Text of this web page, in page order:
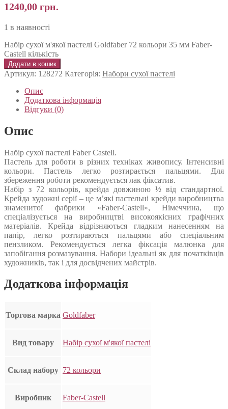
1240,00 грн.
1 в наявності
Набір сухої м'якої пастелі Goldfaber 72 кольори 35 мм Faber-
Castell кількість
Додати в кошик
Артикул: 128272 Категорія: Набори сухої пастелі
Опис
Додаткова інформація
Відгуки (0)
Опис
Набір сухої пастелі Faber Castell.
Пастель для роботи в різних техніках живопису. Інтенсивні
кольори. Пастель легко розтирається пальцями. Для
збереження роботи рекомендується лак фіксатив.
Набір з 72 кольорів, крейда довжиною ½ від стандартної.
Крейда художні серії – це м’які пастельні крейди виробництва
знаменитої фабрики «Faber-Castell», Німеччина, що
спеціалізується на виробництві високоякісних графічних
матеріалів. Крейда відрізняються гладким нанесенням на
папір, легко розтираються пальцями або спеціальним
пензликом. Рекомендується легка фіксація малюнка для
запобігання розмазування. Набори ідеальні як для початківців
художників, так і для досвідчених майстрів.
Додаткова інформація
Торгова марка Goldfaber
Вид товару Набір сухої м'якої пастелі
Склад набору 72 кольори
Виробник Faber-Castell